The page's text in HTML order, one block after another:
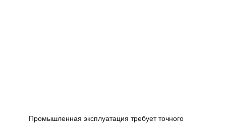
Промышленная эксплуатация требует точного